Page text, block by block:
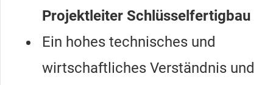
Projektleiter Schlüsselfertigbau
Ein hohes technisches und
wirtschaftliches Verständnis und